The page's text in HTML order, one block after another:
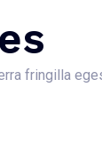
fringilla